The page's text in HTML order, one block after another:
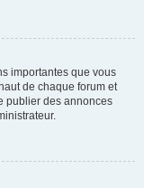
importantes que vous
de chaque forum et
publier des annonces